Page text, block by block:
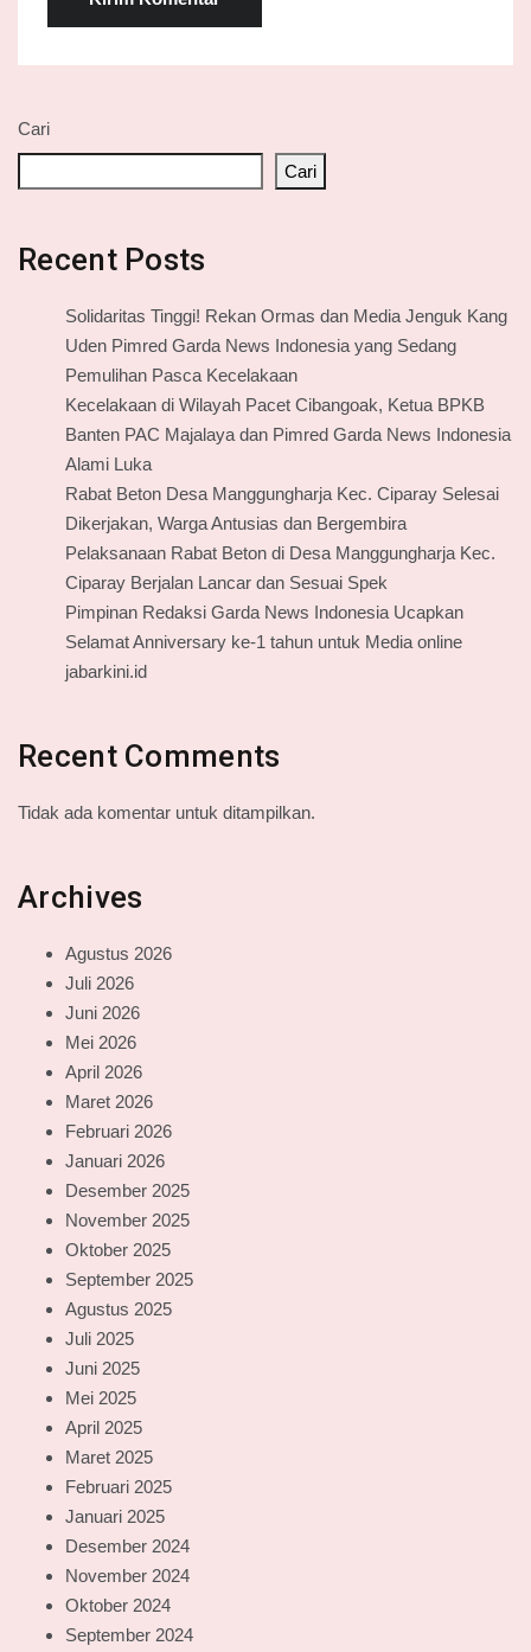
Cari
Cari
Recent Posts
Solidaritas Tinggi! Rekan Ormas dan Media Jenguk Kang
Uden Pimred Garda News Indonesia yang Sedang
Pemulihan Pasca Kecelakaan
Kecelakaan di Wilayah Pacet Cibangoak, Ketua BPKB
Banten PAC Majalaya dan Pimred Garda News Indonesia
Alami Luka
Rabat Beton Desa Manggungharja Kec. Ciparay Selesai
Dikerjakan, Warga Antusias dan Bergembira
Pelaksanaan Rabat Beton di Desa Manggungharja Kec.
Ciparay Berjalan Lancar dan Sesuai Spek
Pimpinan Redaksi Garda News Indonesia Ucapkan
Selamat Anniversary ke-1 tahun untuk Media online
jabarkini.id
Recent Comments
Tidak ada komentar untuk ditampilkan.
Archives
Agustus 2026
Juli 2026
Juni 2026
Mei 2026
April 2026
Maret 2026
Februari 2026
Januari 2026
Desember 2025
November 2025
Oktober 2025
September 2025
Agustus 2025
Juli 2025
Juni 2025
Mei 2025
April 2025
Maret 2025
Februari 2025
Januari 2025
Desember 2024
November 2024
Oktober 2024
September 2024